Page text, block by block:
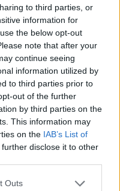
to third parties, or
information for
the below opt-out
note that after your
continue seeing
information utilized by
to third parties prior to
out of the further
by third parties on the
This information may
on the IAB’s List of
disclose it to other
Outs
teljesítését
támogathassák
az ár- és
torzító hatások
működésének
az
szemeszter a
egy stabil és